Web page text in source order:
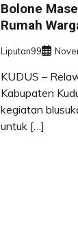
Bolone
Rumah
Liputan99
KUDUS –
Kabupaten
kegiatan
untuk […]